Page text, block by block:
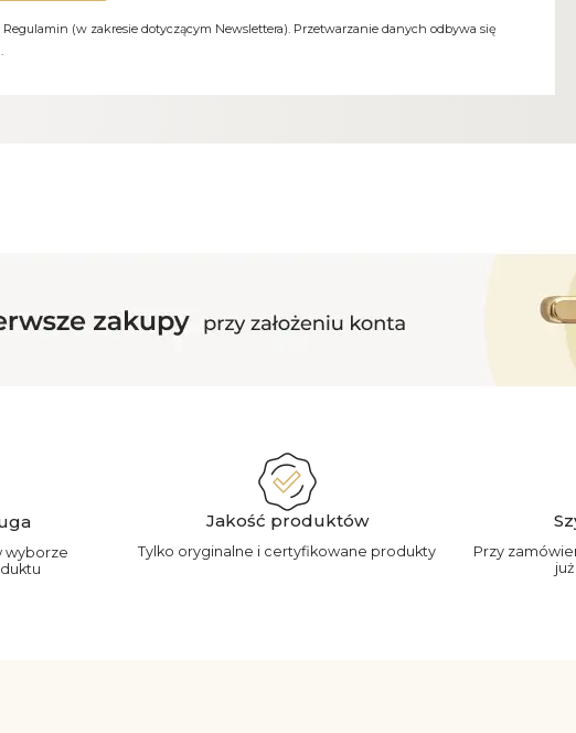
Regulamin (w zakresie dotyczącym Newslettera). Przetwarzanie danych odbywa się
wyborze
Jakość produktów
Tylko oryginalne i certyfikowane produkty
Przy